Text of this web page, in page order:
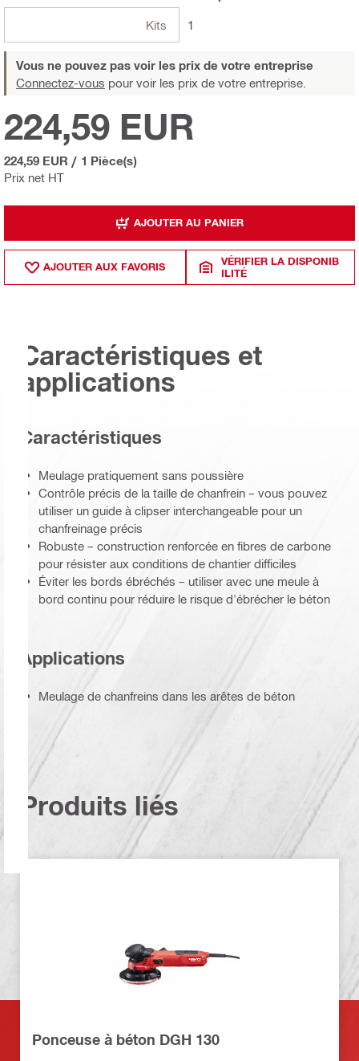
Kits 1
Vous ne pouvez pas voir les prix de votre entreprise
Connectez-vous pour voir les prix de votre entreprise.
Prix net HT
224,59 EUR
224,59 EUR / 1 Pièce(s)
AJOUTER AU PANIER
AJOUTER AUX FAVORIS
VÉRIFIER LA DISPONIB
ILITÉ
Caractéristiques et
applications
Caractéristiques
Meulage pratiquement sans poussière
Contrôle précis de la taille de chanfrein – vous pouvez
utiliser un guide à clipser interchangeable pour un
chanfreinage précis
Robuste – construction renforcée en fibres de carbone
pour résister aux conditions de chantier difficiles
Éviter les bords ébréchés – utiliser avec une meule à
bord continu pour réduire le risque d'ébrécher le béton
Applications
Meulage de chanfreins dans les arêtes de béton
Produits liés
Ponceuse à béton DGH 130